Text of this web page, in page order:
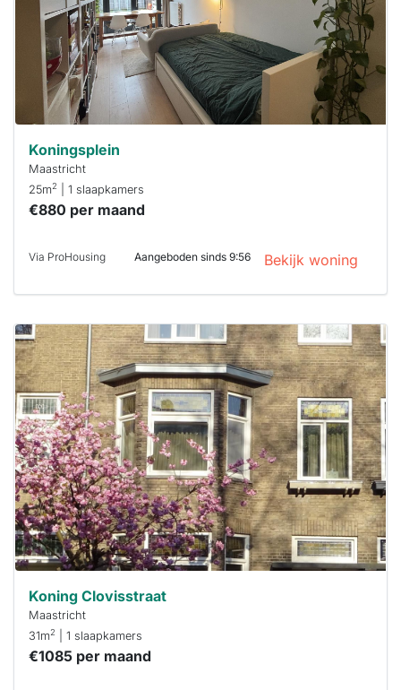
reageren.
Stekkies helpt
je hierbij!
Koningsplein
Maastricht
25m2 | 1 slaapkamers
€880 per maand
Via ProHousing Aangeboden sinds 9:56 Bekijk woning
Deze woning
is
waarschijnlijk
al verhuurd
Om kans te
maken moet je
binnen 15
minuten
reageren.
Stekkies helpt
je hierbij!
Koning Clovisstraat
Maastricht
31m2 | 1 slaapkamers
€1085 per maand